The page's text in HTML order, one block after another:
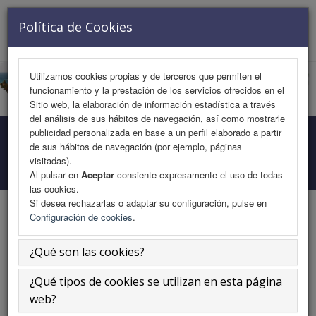
Política de Cookies
Utilizamos cookies propias y de terceros que permiten el
funcionamiento y la prestación de los servicios ofrecidos en el
Sitio web, la elaboración de información estadística a través
del análisis de sus hábitos de navegación, así como mostrarle
publicidad personalizada en base a un perfil elaborado a partir
de sus hábitos de navegación (por ejemplo, páginas
visitadas).
Al pulsar en Aceptar consiente expresamente el uso de todas
las cookies.
Si desea rechazarlas o adaptar su configuración, pulse en
Configuración de cookies.
¿Qué son las cookies?
¿Qué tipos de cookies se utilizan en esta página
web?
Programa Medicina
Inicio
Enfoque Integral en el Manejo de
Pacientes con Riesgo Cardiovascular